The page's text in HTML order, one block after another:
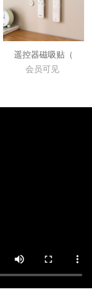
遥控器磁吸贴（
会员可见